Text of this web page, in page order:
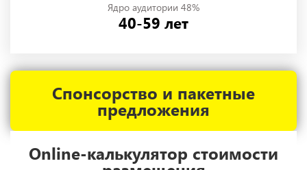
Ядро аудитории 48%
40-59 лет
Online-калькулятор стоимости
Спонсорство и пакетные
предложения